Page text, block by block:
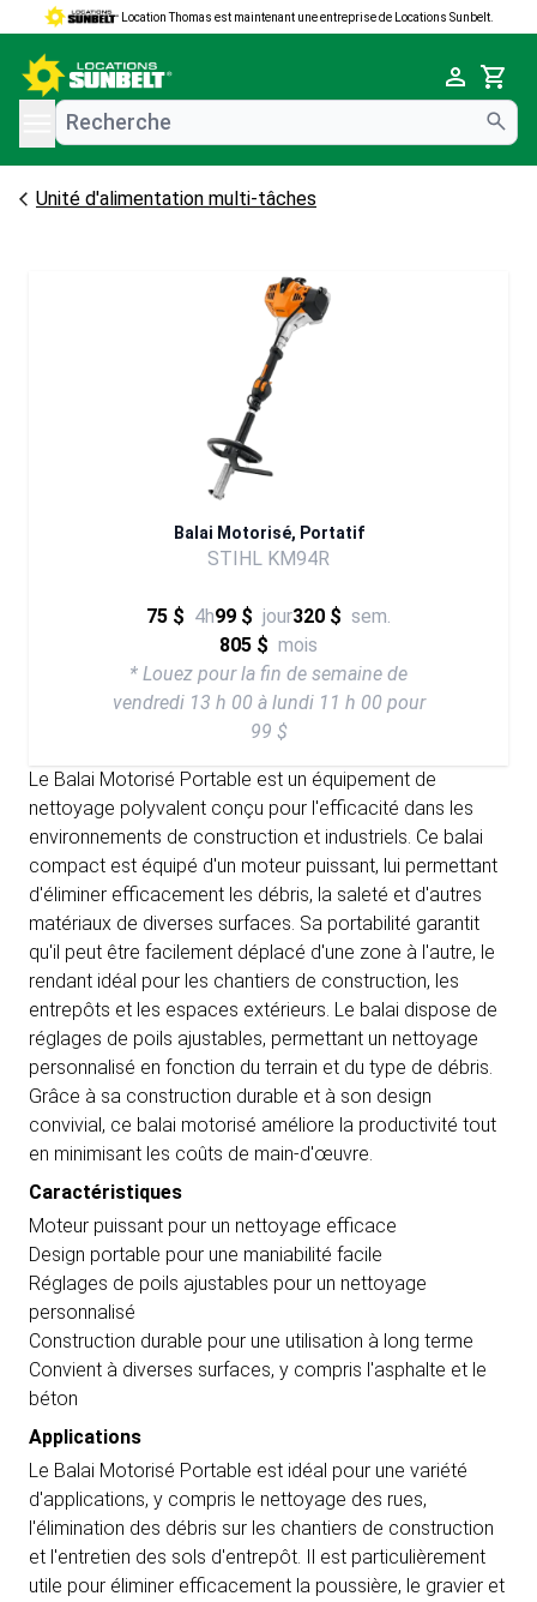
Location Thomas est maintenant une entreprise de Locations Sunbelt.
Cart
menu
Unité d'alimentation multi-tâches
Balai Motorisé, Portatif
STIHL KM94R
75 $ 4h99 $ jour320 $ sem.
805 $ mois
* Louez pour la fin de semaine de
vendredi 13 h 00 à lundi 11 h 00 pour
99 $
Le Balai Motorisé Portable est un équipement de
nettoyage polyvalent conçu pour l'efficacité dans les
environnements de construction et industriels. Ce balai
compact est équipé d'un moteur puissant, lui permettant
d'éliminer efficacement les débris, la saleté et d'autres
matériaux de diverses surfaces. Sa portabilité garantit
qu'il peut être facilement déplacé d'une zone à l'autre, le
rendant idéal pour les chantiers de construction, les
entrepôts et les espaces extérieurs. Le balai dispose de
réglages de poils ajustables, permettant un nettoyage
personnalisé en fonction du terrain et du type de débris.
Grâce à sa construction durable et à son design
convivial, ce balai motorisé améliore la productivité tout
en minimisant les coûts de main-d'œuvre.
Caractéristiques
Moteur puissant pour un nettoyage efficace
Design portable pour une maniabilité facile
Réglages de poils ajustables pour un nettoyage
personnalisé
Construction durable pour une utilisation à long terme
Convient à diverses surfaces, y compris l'asphalte et le
béton
Applications
Le Balai Motorisé Portable est idéal pour une variété
d'applications, y compris le nettoyage des rues,
l'élimination des débris sur les chantiers de construction
et l'entretien des sols d'entrepôt. Il est particulièrement
utile pour éliminer efficacement la poussière, le gravier et